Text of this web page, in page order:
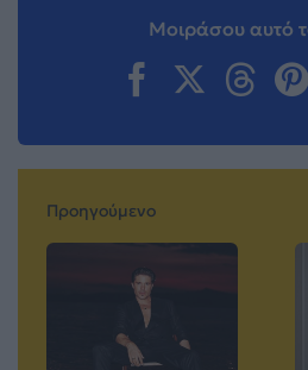
Μοιράσου αυτό
Προηγούμενο